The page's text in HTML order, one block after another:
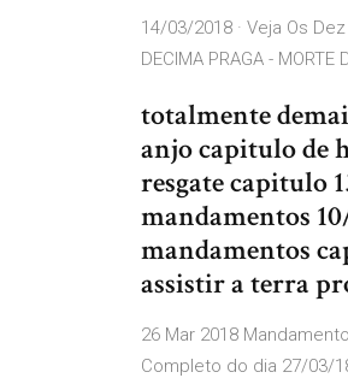
14/03/2018 · Veja Os
DECIMA PRAGA -
totalmente
anjo capitulo de
resgate capitulo
mandamentos
mandamentos
assistir a terra
26 Mar 2018
Completo do dia 27/03/